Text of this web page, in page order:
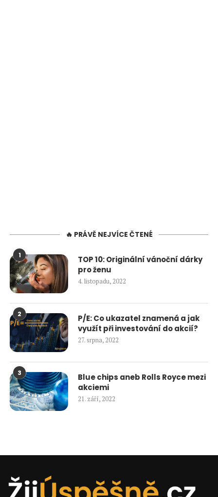
🔥 PRÁVĚ NEJVÍCE ČTENÉ
1
TOP 10: Originální vánoční dárky
pro ženu
4. listopadu, 2022
2
P/E: Co ukazatel znamená a jak
využít při investování do akcií?
27. srpna, 2022
3
Blue chips aneb Rolls Royce mezi
akciemi
21. září, 2022